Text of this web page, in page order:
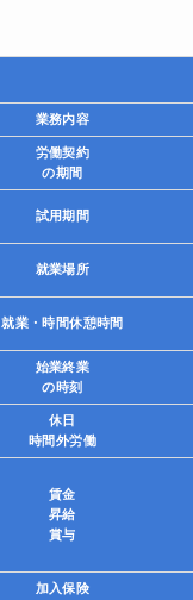
業務内容
労働契約
の期間
試用期間
就業場所
就業・時間休憩時間
始業終業
の時刻
休日
時間外労働
賃金
昇給
賞与
加入保険